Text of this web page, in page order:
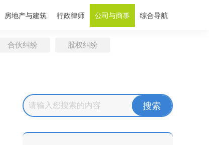
房地产与建筑 行政律师 公司与商事 综合导航
合伙纠纷 股权纠纷